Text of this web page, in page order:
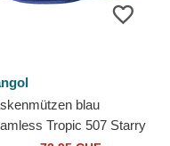
blau
Tropic 507 Starry